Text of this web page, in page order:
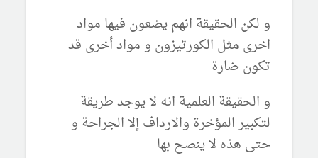
و لكن الحقيقة انهم يضعون فيها مواد
اخرى مثل الكورتيزون و مواد أخرى قد
تكون ضارة
و الحقيقة العلمية انه لا يوجد طريقة
لتكبير المؤخرة والارداف إلا الجراحة و
حتى هذه لا ينصح بها